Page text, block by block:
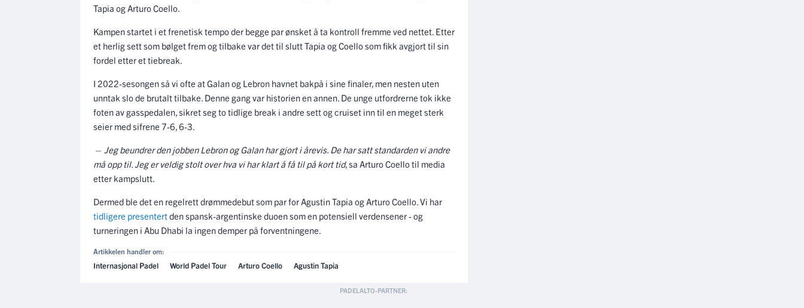
Tapia og Arturo Coello.
Kampen startet i et frenetisk tempo der begge par ønsket å ta kontroll fremme ved nettet. Etter
et herlig sett som bølget frem og tilbake var det til slutt Tapia og Coello som fikk avgjort til sin
fordel etter et tiebreak.
I 2022-sesongen så vi ofte at Galan og Lebron havnet bakpå i sine finaler, men nesten uten
unntak slo de brutalt tilbake. Denne gang var historien en annen. De unge utfordrerne tok ikke
foten av gasspedalen, sikret seg to tidlige break i andre sett og cruiset inn til en meget sterk
seier med sifrene 7-6, 6-3.
— Jeg beundrer den jobben Lebron og Galan har gjort i årevis. De har satt standarden vi andre
må opp til. Jeg er veldig stolt over hva vi har klart å få til på kort tid, sa Arturo Coello til media
etter kampslutt.
Dermed ble det en regelrett drømmedebut som par for Agustin Tapia og Arturo Coello. Vi har
tidligere presentertden spansk-argentinske duoen som en potensiell verdensener - og
turneringen i Abu Dhabi la ingen demper på forventningene.
Artikkelen handler om:
Internasjonal Padel World Padel Tour Arturo Coello Agustin Tapia